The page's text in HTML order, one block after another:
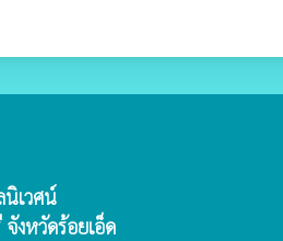
นิเวศน์
จังหวัดร้อยเอ็ด